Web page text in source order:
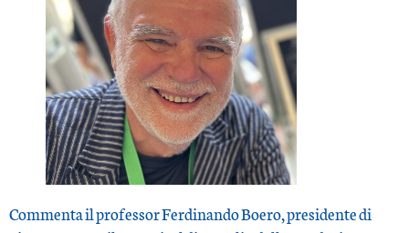
Commenta il professor Ferdinando Boero, presidente di